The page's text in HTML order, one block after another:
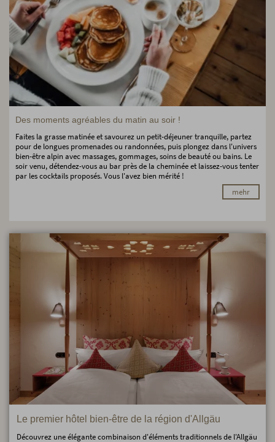
Des moments agréables du matin au soir !
Faites la grasse matinée et savourez un petit-déjeuner tranquille, partez
pour de longues promenades ou randonnées, puis plongez dans l'univers
bien-être alpin avec massages, gommages, soins de beauté ou bains. Le
soir venu, détendez-vous au bar près de la cheminée et laissez-vous tenter
par les cocktails proposés. Vous l'avez bien mérité !
mehr
Le premier hôtel bien-être de la région d'Allgäu
Découvrez une élégante combinaison d'éléments traditionnels de l'Allgäu